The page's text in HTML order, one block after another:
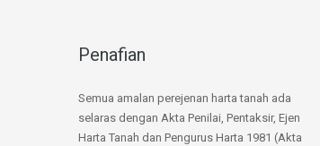
Penafian
Semua amalan perejenan harta tanah ada
selaras dengan Akta Penilai, Pentaksir, Ejen
Harta Tanah dan Pengurus Harta 1981 (Akta